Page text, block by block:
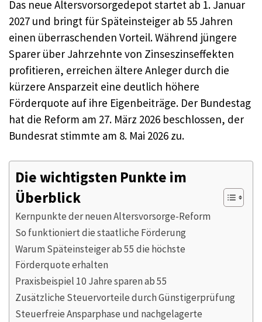
Das neue Altersvorsorgedepot startet ab 1. Januar
2027 und bringt für Späteinsteiger ab 55 Jahren
einen überraschenden Vorteil. Während jüngere
Sparer über Jahrzehnte von Zinseszinseffekten
profitieren, erreichen ältere Anleger durch die
kürzere Ansparzeit eine deutlich höhere
Förderquote auf ihre Eigenbeiträge. Der Bundestag
hat die Reform am 27. März 2026 beschlossen, der
Bundesrat stimmte am 8. Mai 2026 zu.
Die wichtigsten Punkte im
Überblick
Kernpunkte der neuen Altersvorsorge-Reform
So funktioniert die staatliche Förderung
Warum Späteinsteiger ab 55 die höchste
Förderquote erhalten
Praxisbeispiel 10 Jahre sparen ab 55
Zusätzliche Steuervorteile durch Günstigerprüfung
Steuerfreie Ansparphase und nachgelagerte